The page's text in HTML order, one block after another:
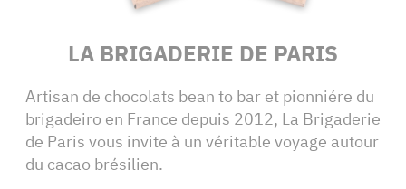
LA BRIGADERIE DE PARIS
Artisan de chocolats bean to bar et pionniére du
brigadeiro en France depuis 2012, La Brigaderie
de Paris vous invite à un véritable voyage autour
du cacao brésilien.